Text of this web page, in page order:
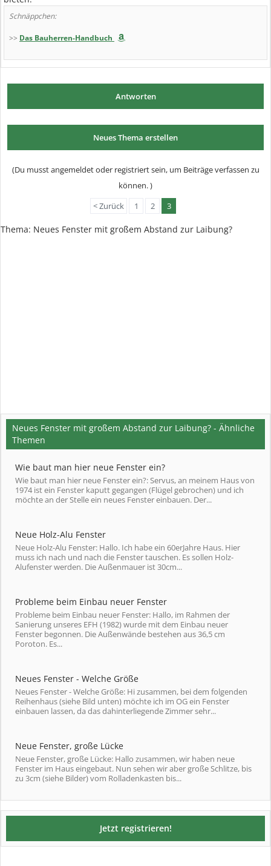
Schnäppchen:
>> Das Bauherren-Handbuch
Antworten
Neues Thema erstellen
(Du musst angemeldet oder registriert sein, um Beiträge verfassen zu
können. )
< Zurück
1 2 3
Thema: Neues Fenster mit großem Abstand zur Laibung?
Neues Fenster mit großem Abstand zur Laibung? - Ähnliche
Themen
Wie baut man hier neue Fenster ein?
Wie baut man hier neue Fenster ein?: Servus, an meinem Haus von
1974 ist ein Fenster kaputt gegangen (Flügel gebrochen) und ich
möchte an der Stelle ein neues Fenster einbauen. Der...
Neue Holz-Alu Fenster
Neue Holz-Alu Fenster: Hallo. Ich habe ein 60erJahre Haus. Hier
muss ich nach und nach die Fenster tauschen. Es sollen Holz-
Alufenster werden. Die Außenmauer ist 30cm...
Probleme beim Einbau neuer Fenster
Probleme beim Einbau neuer Fenster: Hallo, im Rahmen der
Sanierung unseres EFH (1982) wurde mit dem Einbau neuer
Fenster begonnen. Die Außenwände bestehen aus 36,5 cm
Poroton. Es...
Neues Fenster - Welche Größe
Neues Fenster - Welche Größe: Hi zusammen, bei dem folgenden
Reihenhaus (siehe Bild unten) möchte ich im OG ein Fenster
einbauen lassen, da das dahinterliegende Zimmer sehr...
Neue Fenster, große Lücke
Neue Fenster, große Lücke: Hallo zusammen, wir haben neue
Fenster im Haus eingebaut. Nun sehen wir aber große Schlitze, bis
zu 3cm (siehe Bilder) vom Rolladenkasten bis...
Jetzt registrieren!